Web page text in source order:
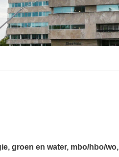
groen en water, mbo/hbo/